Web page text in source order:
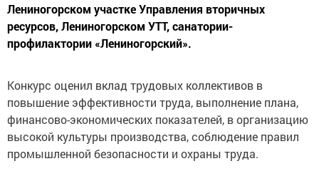
Лениногорском участке Управления вторичных
ресурсов, Лениногорском УТТ, санатории-
профилактории «Лениногорский».
Конкурс оценил вклад трудовых коллективов в
повышение эффективности труда, выполнение плана,
финансово-экономических показателей, в организацию
высокой культуры производства, соблюдение правил
промышленной безопасности и охраны труда.